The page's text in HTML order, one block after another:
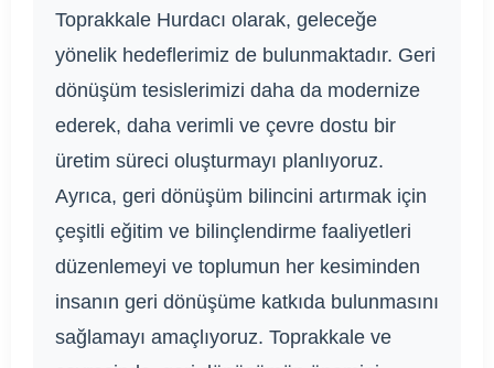
Toprakkale Hurdacı olarak, geleceğe
yönelik hedeflerimiz de bulunmaktadır. Geri
dönüşüm tesislerimizi daha da modernize
ederek, daha verimli ve çevre dostu bir
üretim süreci oluşturmayı planlıyoruz.
Ayrıca, geri dönüşüm bilincini artırmak için
çeşitli eğitim ve bilinçlendirme faaliyetleri
düzenlemeyi ve toplumun her kesiminden
insanın geri dönüşüme katkıda bulunmasını
sağlamayı amaçlıyoruz. Toprakkale ve